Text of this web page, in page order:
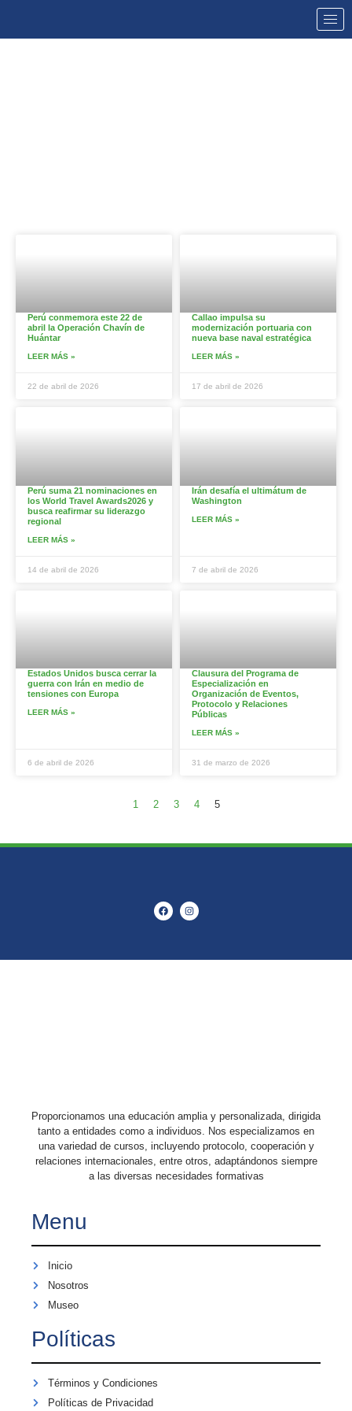
Perú conmemora este 22 de
abril la Operación Chavín de
Huántar
LEER MÁS »
22 de abril de 2026
Callao impulsa su
modernización portuaria con
nueva base naval estratégica
LEER MÁS »
17 de abril de 2026
Perú suma 21 nominaciones en
los World Travel Awards2026 y
busca reafirmar su liderazgo
regional
LEER MÁS »
14 de abril de 2026
Irán desafía el ultimátum de
Washington
LEER MÁS »
7 de abril de 2026
Estados Unidos busca cerrar la
guerra con Irán en medio de
tensiones con Europa
LEER MÁS »
6 de abril de 2026
Clausura del Programa de
Especialización en
Organización de Eventos,
Protocolo y Relaciones
Públicas
LEER MÁS »
31 de marzo de 2026
1 2 3 4 5
Proporcionamos una educación amplia y personalizada, dirigida
tanto a entidades como a individuos. Nos especializamos en
una variedad de cursos, incluyendo protocolo, cooperación y
relaciones internacionales, entre otros, adaptándonos siempre
a las diversas necesidades formativas
Menu
Inicio
Nosotros
Museo
Políticas
Términos y Condiciones
Políticas de Privacidad